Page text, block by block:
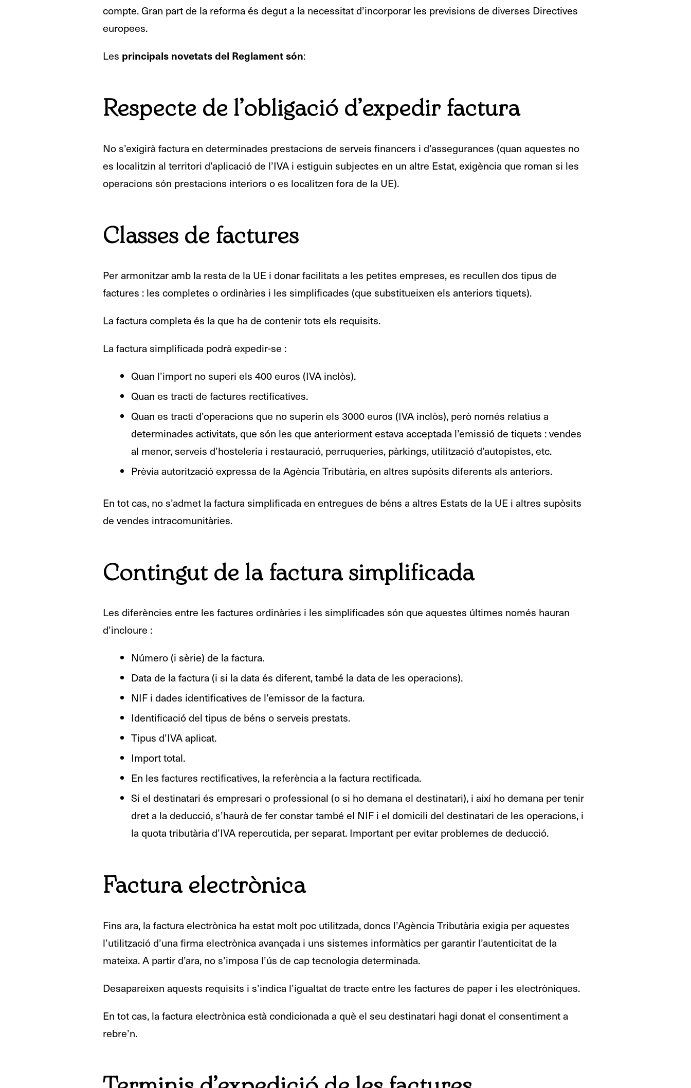
compte. Gran part de la reforma és degut a la necessitat d’incorporar les previsions de diverses Directives
europees.
Les principals novetats del Reglament són:
Respecte de l’obligació d’expedir factura
No s’exigirà factura en determinades prestacions de serveis financers i d’assegurances (quan aquestes no
es localitzin al territori d’aplicació de l’IVA i estiguin subjectes en un altre Estat, exigència que roman si les
operacions són prestacions interiors o es localitzen fora de la UE).
Classes de factures
Per armonitzar amb la resta de la UE i donar facilitats a les petites empreses, es recullen dos tipus de
factures : les completes o ordinàries i les simplificades (que substitueixen els anteriors tiquets).
La factura completa és la que ha de contenir tots els requisits.
La factura simplificada podrà expedir-se :
Quan l’import no superi els 400 euros (IVA inclòs).
Quan es tracti de factures rectificatives.
Quan es tracti d’operacions que no superin els 3000 euros (IVA inclòs), però només relatius a
determinades activitats, que són les que anteriorment estava acceptada l’emissió de tiquets : vendes
al menor, serveis d’hosteleria i restauració, perruqueries, pàrkings, utilització d’autopistes, etc.
Prèvia autorització expressa de la Agència Tributària, en altres supòsits diferents als anteriors.
En tot cas, no s’admet la factura simplificada en entregues de béns a altres Estats de la UE i altres supòsits
de vendes intracomunitàries.
Contingut de la factura simplificada
Les diferències entre les factures ordinàries i les simplificades són que aquestes últimes només hauran
d’incloure :
Número (i sèrie) de la factura.
Data de la factura (i si la data és diferent, també la data de les operacions).
NIF i dades identificatives de l’emissor de la factura.
Identificació del tipus de béns o serveis prestats.
Tipus d’IVA aplicat.
Import total.
En les factures rectificatives, la referència a la factura rectificada.
Si el destinatari és empresari o professional (o si ho demana el destinatari), i així ho demana per tenir
dret a la deducció, s’haurà de fer constar també el NIF i el domicili del destinatari de les operacions, i
la quota tributària d’IVA repercutida, per separat. Important per evitar problemes de deducció.
Factura electrònica
Fins ara, la factura electrònica ha estat molt poc utilitzada, doncs l’Agència Tributària exigia per aquestes
l’utilització d’una firma electrònica avançada i uns sistemes informàtics per garantir l’autenticitat de la
mateixa. A partir d’ara, no s’imposa l’ús de cap tecnologia determinada.
Desapareixen aquests requisits i s’indica l’igualtat de tracte entre les factures de paper i les electròniques.
En tot cas, la factura electrònica està condicionada a què el seu destinatari hagi donat el consentiment a
rebre’n.